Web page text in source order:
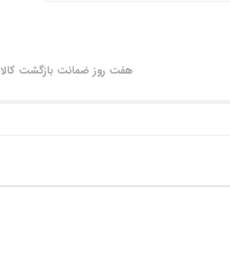
هفت روز ضمانت بازگشت کالا